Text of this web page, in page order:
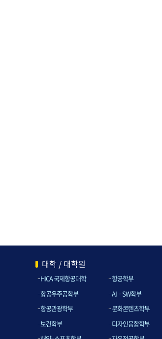
대학 / 대학원
HICA 국제항공대학
항공학부
항공우주공학부
AIㆍSW학부
항공관광학부
문화콘텐츠학부
보건학부
디자인융합학부